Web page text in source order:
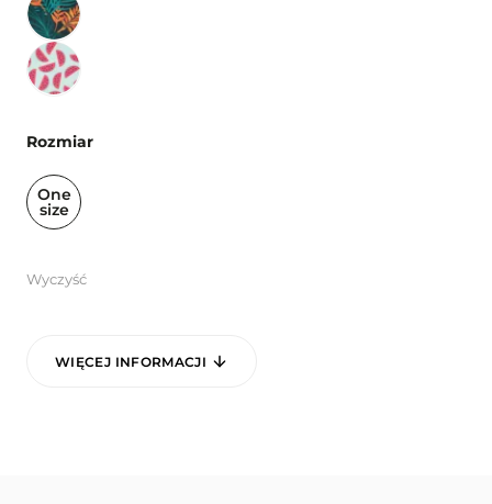
Rozmiar
One
size
Wyczyść
WIĘCEJ INFORMACJI